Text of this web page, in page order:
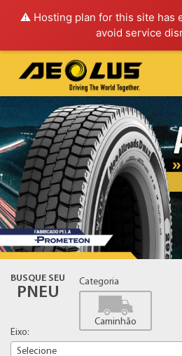
⚠️ Hosting plan for this site has
avoid service
BUSQUE SEU
PNEU
Categoria
Caminhão
Eixo:
Selecione